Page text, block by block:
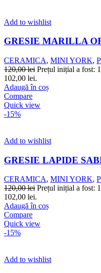
Add to wishlist
GRESIE MARILLA
CERAMICA, MINI YORK,
120,00lei Prețul inițial a fost:
102,00 lei.
Adaugă în coș
Compare
Quick view
-15%
Add to wishlist
GRESIE LAPIDE
CERAMICA, MINI YORK,
120,00lei Prețul inițial a fost:
102,00 lei.
Adaugă în coș
Compare
Quick view
-15%
Add to wishlist